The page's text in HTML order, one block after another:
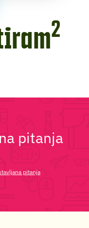
2
pitanja
pitanja